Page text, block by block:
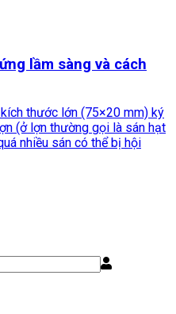
lầm sàng và cách
thước lớn (75×20 mm) ký
(ở lợn thường gọi là sán hạt
nhiều sán có thể bị hội